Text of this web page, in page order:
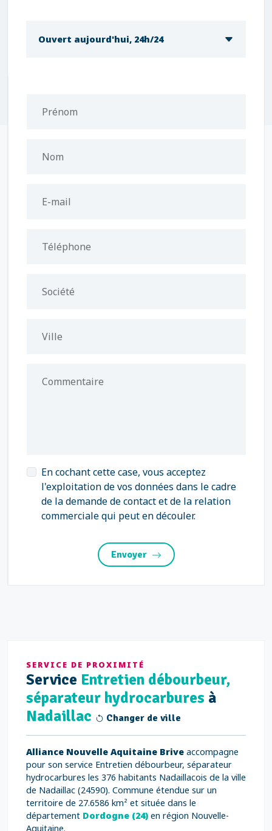
Ouvert aujourd'hui, 24h/24
Prénom
Nom
E-mail
Téléphone
Société
Ville
Commentaire
En cochant cette case, vous acceptez
l'exploitation de vos données dans le cadre
de la demande de contact et de la relation
commerciale qui peut en découler.
Envoyer
SERVICE DE PROXIMITÉ
Service Entretien débourbeur,
séparateur hydrocarbures à
Nadaillac
Changer de ville
Alliance Nouvelle Aquitaine Brive accompagne
pour son service Entretien débourbeur, séparateur
hydrocarbures les 376 habitants Nadaillacois de la ville
de Nadaillac (24590). Commune étendue sur un
territoire de 27.6586 km² et située dans le
département Dordogne (24) en région Nouvelle-
Aquitaine.